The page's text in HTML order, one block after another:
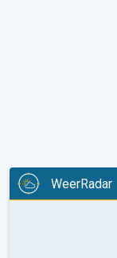
WeerRadar